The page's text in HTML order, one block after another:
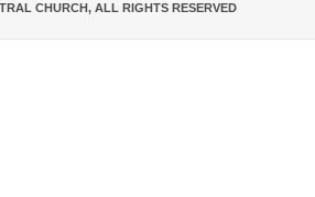
CHURCH, ALL RIGHTS RESERVED